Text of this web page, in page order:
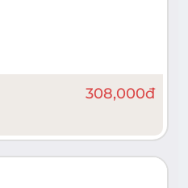
308,000đ